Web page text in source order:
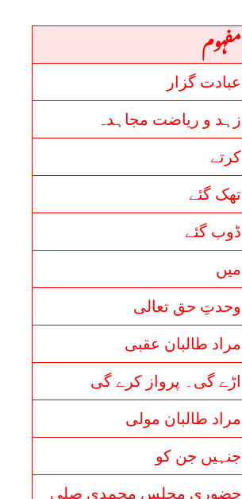
مفہوم
عبادت گزار
زہد و ریاضت مجاہدہ
کرتے
تھک گئے
ڈوب گئے
میں
وحدتِ حق تعالی
مراد طالبان عقبی
اڑے گی۔ پرواز کرے گی
مراد طالبان مولی
جنہیں جن کو
حضوری مجلس محمدی صلی